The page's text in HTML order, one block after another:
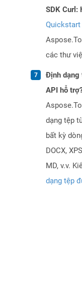
SDK Curl:
Quickstart
các thư
Định dạng
API hỗ
dạng tệp
bất kỳ
DOCX,
MD, v.v.
dạng tệp